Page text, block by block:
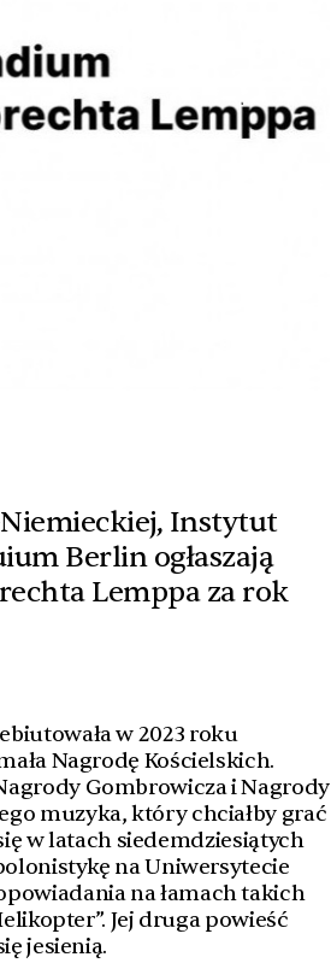
Niemieckiej, Instytut
Berlin ogłaszają
Lemppa za rok
w 2023 roku
Nagrodę Kościelskich.
Gombrowicza i Nagrody
muzyka, który chciałby grać
w latach siedemdziesiątych
na Uniwersytecie
na łamach takich
Jej druga powieść
jesienią.